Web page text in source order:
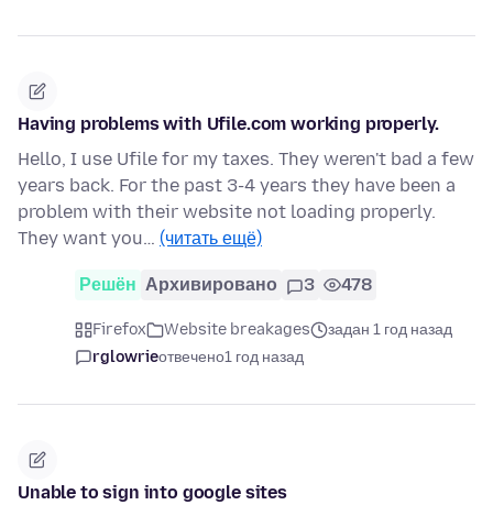
Having problems with Ufile.com working properly.
Hello, I use Ufile for my taxes. They weren't bad a few
years back. For the past 3-4 years they have been a
problem with their website not loading properly.
They want you… (читать ещё)
Решён Архивировано 3 478
Firefox Website breakages
задан 1 год назад
rglowrieотвечено1 год назад
Unable to sign into google sites